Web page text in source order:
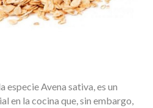
especie Avena sativa, es un
en la cocina que, sin embargo,